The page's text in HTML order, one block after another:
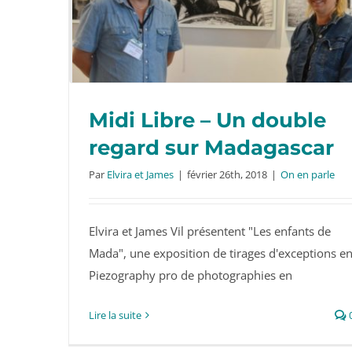
Midi Libre – Un double regard sur
Midi Libre – Un double
regard sur Madagascar
Par Elvira et James | février 26th, 2018 | On en parle
Elvira et James Vil présentent "Les enfants de
Mada", une exposition de tirages d'exceptions en
Piezography pro de photographies en
Lire la suite